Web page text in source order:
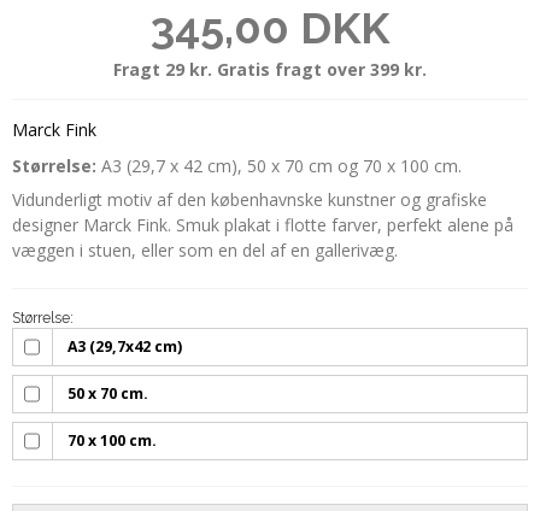
345,00 DKK
Fragt 29 kr. Gratis fragt over 399 kr.
Marck Fink
Størrelse: A3 (29,7 x 42 cm), 50 x 70 cm og 70 x 100 cm.
Vidunderligt motiv af den københavnske kunstner og grafiske
designer Marck Fink. Smuk plakat i flotte farver, perfekt alene på
væggen i stuen, eller som en del af en gallerivæg.
Størrelse:
A3 (29,7x42 cm)
50 x 70 cm.
70 x 100 cm.